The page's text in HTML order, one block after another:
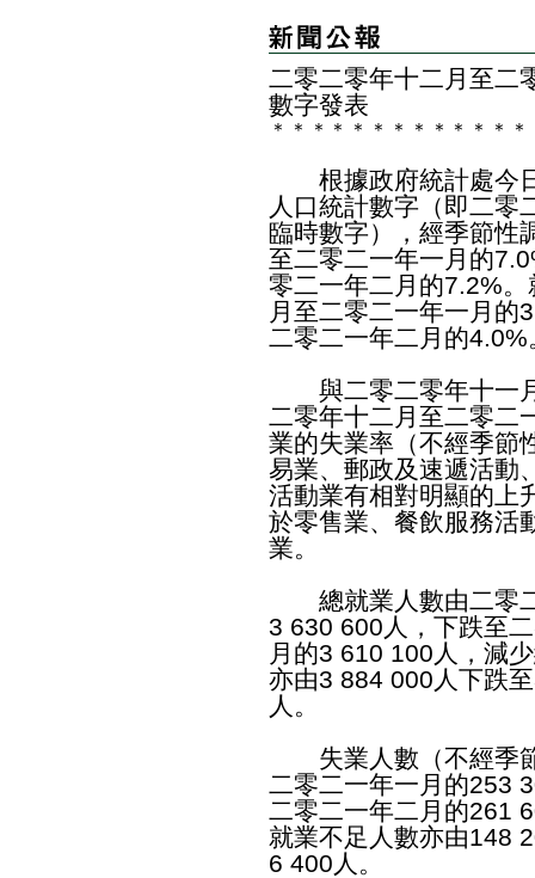
二零二零年十二月至二
數字發表
＊ ＊ ＊ ＊ ＊ ＊ ＊ ＊ ＊ ＊ ＊ ＊ ＊
根據政府統計處今日
人口統計數字（即二零
臨時數字），經季節性
至二零二一年一月的
零二一年二月的7.2%
月至二零二一年一月的
二零二一年二月的4.0%
與二零二零年十一月
二零年十二月至二零二
業的失業率（不經季節
易業、郵政及速遞活動
活動業有相對明顯的上
於零售業、餐飲服務活
業。
總就業人數由二零二
3 630 600人，下跌至
月的3 610 100人，減
亦由3 884 000人下跌
人。
失業人數（不經季節
二零二一年一月的253
二零二一年二月的261
就業不足人數亦由148
6 400人。